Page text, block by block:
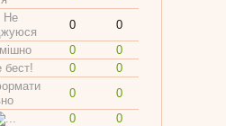
0
0
0
0
0
0
0
0
0
0